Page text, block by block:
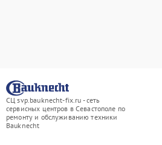
СЦ svp.bauknecht-fix.ru - сеть
сервисных центров в Севастополе по
ремонту и обслуживанию техники
Bauknecht